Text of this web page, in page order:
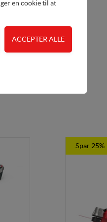
Spar 25%
en cookie til at
samt
hjemmesider og
- dvs.